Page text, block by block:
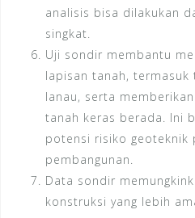
analisis bisa dilakukan
singkat.
Uji sondir membantu
lapisan tanah,
lanau, serta
tanah keras berada. Ini
potensi risiko geoteknik
pembangunan.
Data sondir
konstruksi yang lebih